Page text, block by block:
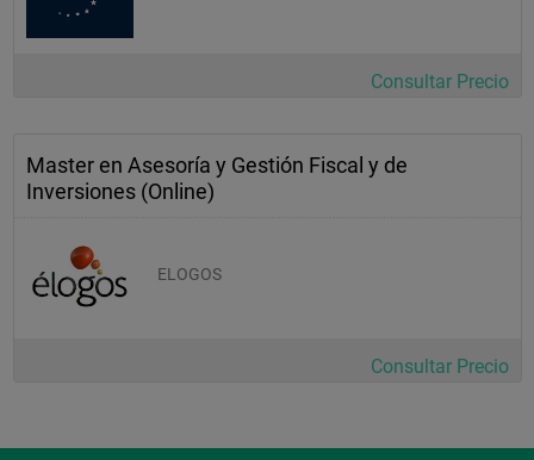
Consultar Precio
Master en Asesoría y Gestión Fiscal y de
Inversiones (Online)
ELOGOS
Consultar Precio